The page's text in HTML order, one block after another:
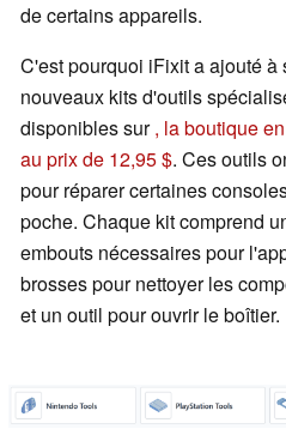
de certains appareils.
C'est pourquoi iFixit a ajouté à
nouveaux kits d'outils
disponibles sur, la boutique
au prix de 12,95 $. Ces outils
pour réparer certaines
poche. Chaque kit comprend
embouts nécessaires pour
brosses pour nettoyer les
et un outil pour ouvrir le boîtier.